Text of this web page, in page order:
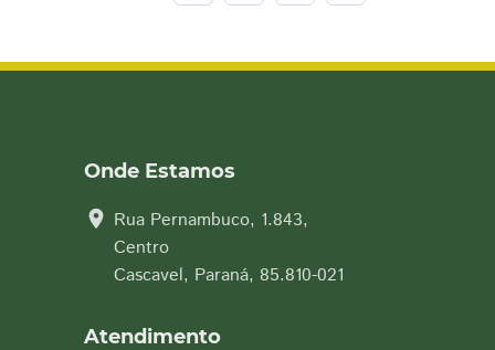
Onde Estamos
location_on Rua Pernambuco, 1.843,
Centro
Cascavel, Paraná, 85.810-021
Atendimento